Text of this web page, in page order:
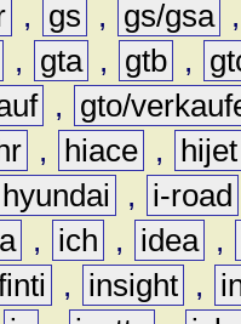
, gs , gs/gsa
, gta , gtb ,
,
gto/
, hiace ,
hijet
hyundai ,
i-road
, ich , idea ,
, insight ,